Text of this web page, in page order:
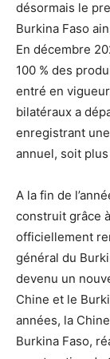
désormais le
Burkina Faso
En décembre
100 % des
entré en
bilatéraux a
enregistrant
annuel, soit
A la fin de
construit grâce
officiellement
général du
devenu un
Chine et le
années, la
Burkina Faso,